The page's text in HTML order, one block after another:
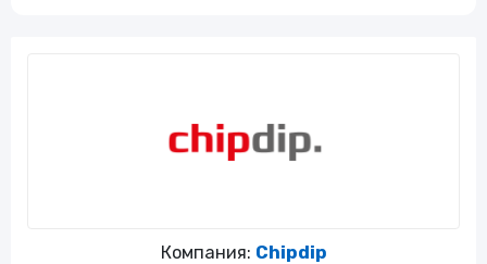
Компания: Chipdip